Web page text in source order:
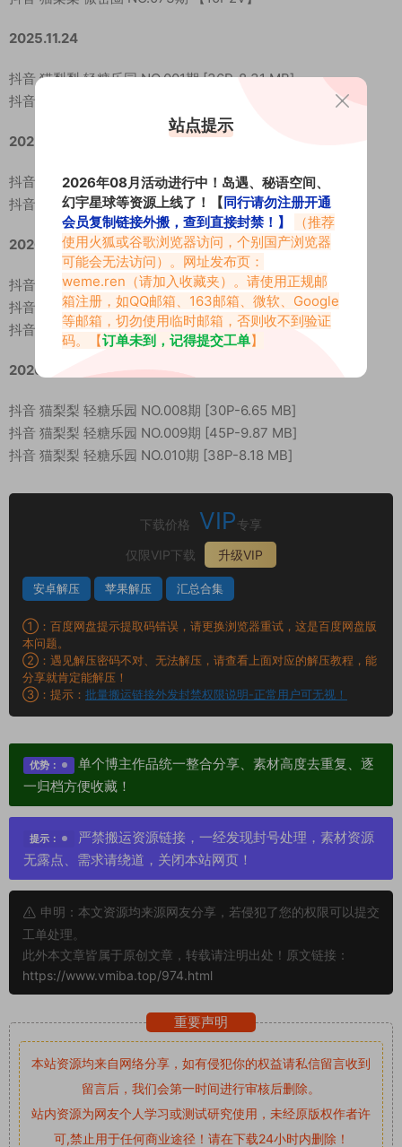
2025.11.24
抖音 猫梨梨 轻糖乐园 NO.001期 [36P-8.31 MB]
抖音 猫梨梨 轻糖乐园 NO.002期 [30P-6.45 MB]
2025.12.02
抖音 猫梨梨 轻糖乐园 NO.003期 [31P-6.4 MB]
抖音 猫梨梨 轻糖乐园 NO.004期 [32P-9.17 MB]
2026.01.02
抖音 猫梨梨 轻糖乐园 NO.005期 [34P-9.19 MB]
抖音 猫梨梨 轻糖乐园 NO.006期 [27P-7.18 MB]
抖音 猫梨梨 轻糖乐园 NO.007期 [31P-7.31 MB]
2026.01.15
抖音 猫梨梨 轻糖乐园 NO.008期 [30P-6.65 MB]
抖音 猫梨梨 轻糖乐园 NO.009期 [45P-9.87 MB]
抖音 猫梨梨 轻糖乐园 NO.010期 [38P-8.18 MB]
下载价格 VIP 专享
仅限VIP下载
升级VIP
安卓解压 苹果解压 汇总合集
①：百度网盘提示提取码错误，请更换浏览器重试，这是百度网盘版
本问题。
②：遇见解压密码不对、无法解压，请查看上面对应的解压教程，能
分享就肯定能解压！
③：提示： 批量搬运链接外发封禁权限说明-正常用户可无视！
优势：
单个博主作品统一整合分享、素材高度去重复、逐
一归档方便收藏！
提示：
严禁搬运资源链接，一经发现封号处理，素材资源
无露点、需求请绕道，关闭本站网页！
申明：本文资源均来源网友分享，若侵犯了您的权限可以提交
工单处理。
此外本文章皆属于原创文章，转载请注明出处！原文链接：
https://www.vmiba.top/974.html
重要声明
本站资源均来自网络分享，如有侵犯你的权益请私信留言收到
留言后，我们会第一时间进行审核后删除。
站内资源为网友个人学习或测试研究使用，未经原版权作者许
可,禁止用于任何商业途径！请在下载24小时内删除！
站点提示
2026年08月活动进行中！岛遇、秘语空间、
幻宇星球等资源上线了！【同行请勿注册开通
会员复制链接外搬，查到直接封禁！】
（推荐
使用火狐或谷歌浏览器访问，个别国产浏览器
可能会无法访问）。网址发布页：
weme.ren （请加入收藏夹）。请使用正规邮
箱注册，如QQ邮箱、163邮箱、微软、Google
等邮箱，切勿使用临时邮箱，否则收不到验证
码。【订单未到，记得提交工单】